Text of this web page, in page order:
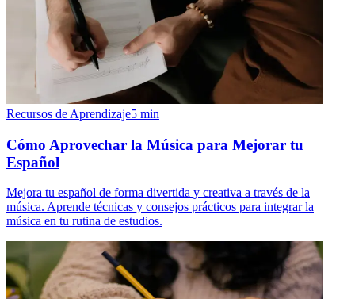
Recursos de Aprendizaje5 min
Cómo Aprovechar la Música para Mejorar tu
Español
Mejora tu español de forma divertida y creativa a través de la
música. Aprende técnicas y consejos prácticos para integrar la
música en tu rutina de estudios.